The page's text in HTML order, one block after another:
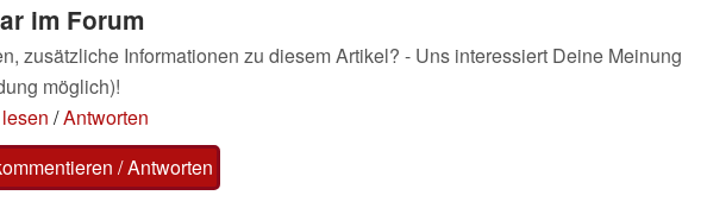
im Forum
zusätzliche Informationen zu diesem Artikel? - Uns interessiert Deine Meinung
möglich)!
/Antworten
/ Antworten